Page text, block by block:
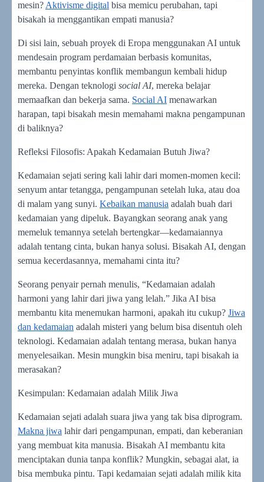
mesin? Aktivisme digital bisa memicu perubahan, tapi
bisakah ia menggantikan empati manusia?
Di sisi lain, sebuah proyek di Eropa menggunakan AI untuk
mendesain program perdamaian berbasis komunitas,
membantu penyintas konflik membangun kembali hidup
mereka. Dengan teknologi social AI, mereka belajar
memaafkan dan bekerja sama. Social AI menawarkan
harapan, tapi bisakah mesin memahami makna pengampunan
di baliknya?
Refleksi Filosofis: Apakah Kedamaian Butuh Jiwa?
Kedamaian sejati sering kali lahir dari momen-momen kecil:
senyum antar tetangga, pengampunan setelah luka, atau doa
di malam yang sunyi. Kebaikan manusia adalah buah dari
kedamaian yang dipeluk. Bayangkan seorang anak yang
memeluk temannya setelah bertengkar—kedamaiannya
adalah tentang cinta, bukan hanya solusi. Bisakah AI, dengan
semua kecerdasannya, memahami cinta itu?
Seorang penyair pernah menulis, “Kedamaian adalah
harmoni yang lahir dari jiwa yang lelah.” Jika AI bisa
membantu kita menemukan harmoni, apakah itu cukup? Jiwa
dan kedamaian adalah misteri yang belum bisa disentuh oleh
teknologi. Kedamaian adalah tentang merasa, bukan hanya
menyelesaikan. Mesin mungkin bisa meniru, tapi bisakah ia
merasakan?
Kesimpulan: Kedamaian adalah Milik Jiwa
Kedamaian sejati adalah suara jiwa yang tak bisa diprogram.
Makna jiwa lahir dari pengampunan, empati, dan keberanian
yang membuat kita manusia. Bisakah AI membantu kita
menciptakan dunia tanpa konflik? Mungkin, sebagai alat, ia
bisa membuka pintu. Tapi kedamaian sejati adalah milik kita